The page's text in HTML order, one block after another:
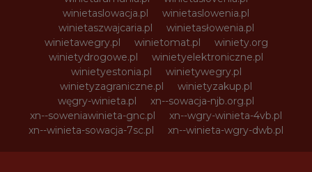
winietaslowacja.pl
winietaslowenia.pl
winietaszwajcaria.pl
winietasłowenia.pl
winietawegry.pl
winietomat.pl
winiety.org
winietydrogowe.pl
winietyelektroniczne.pl
winietyestonia.pl
winietywegry.pl
winietyzagraniczne.pl
winietyzakup.pl
węgry-winieta.pl
xn--sowacja-njb.org.pl
xn--soweniawinieta-gnc.pl
xn--wgry-winieta-4vb.pl
xn--winieta-sowacja-7sc.pl
xn--winieta-wgry-dwb.pl